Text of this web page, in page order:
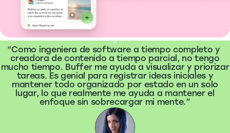
What people are saying “
Como ingeniera de software a tiempo completo y
creadora de contenido a tiempo parcial, no tengo
mucho tiempo. Buffer me ayuda a visualizar y priorizar
tareas. Es genial para registrar ideas iniciales y
mantener todo organizado por estado en un solo
lugar, lo que realmente me ayuda a mantener el
enfoque sin sobrecargar mi mente.